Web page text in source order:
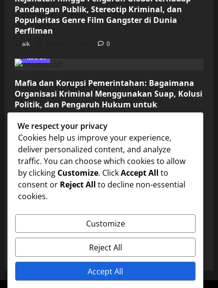
Pandangan Publik, Stereotip Kriminal, dan
Popularitas Genre Film Gangster di Dunia
Perfilman
aik
0
MAFIA
Mafia dan Korupsi Pemerintahan: Bagaimana
Organisasi Kriminal Menggunakan Suap, Kolusi
Politik, dan Pengaruh Hukum untuk
Mempertahankan Kekuasaan, Mengendalikan
Bisnis Gelap, dan Memperluas Jaringan
Kejahatan di Tingkat Nasional dan
Internasional
aik October 30, 2025
0
FISIKA
Pemahaman Lengkap Fisika Lingkungan dan
Pemanasan Global, Polusi, Energi Terbarukan,
Dinamika Atmosfer, Sumber Daya Alam, dan
Strategi Mitigasi Dampak Lingkungan
aik October 29, 2025 0
We respect your privacy
Cookies help us improve your experience,
deliver personalized content, and analyze
traffic. You can choose which cookies to allow
by clicking Customize. ClickAccept All to
consent or Reject All to decline non-essential
cookies.
Customize
Reject All
Accept All